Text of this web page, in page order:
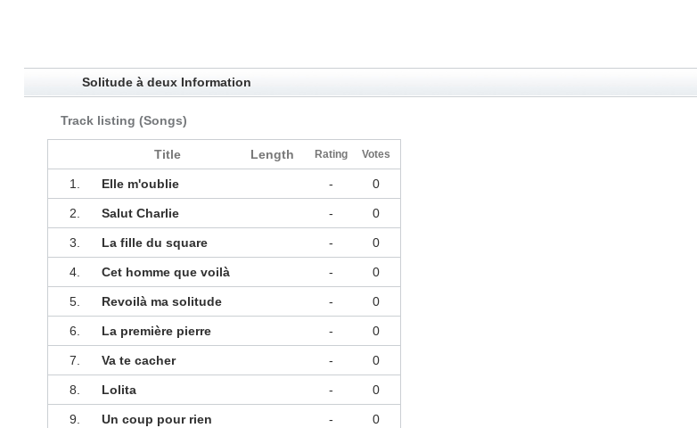
Solitude à deux Information
Track listing (Songs)
Title Length Rating Votes
1. Elle m'oublie - 0
2. Salut Charlie - 0
3. La fille du square - 0
4. Cet homme que voilà - 0
5. Revoilà ma solitude - 0
6. La première pierre - 0
7. Va te cacher - 0
8. Lolita - 0
9. Un coup pour rien - 0